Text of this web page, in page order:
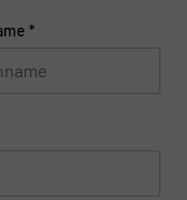
*